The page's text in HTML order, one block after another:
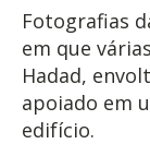
Fotografias
em que
Hadad,
apoiado em
edifício.